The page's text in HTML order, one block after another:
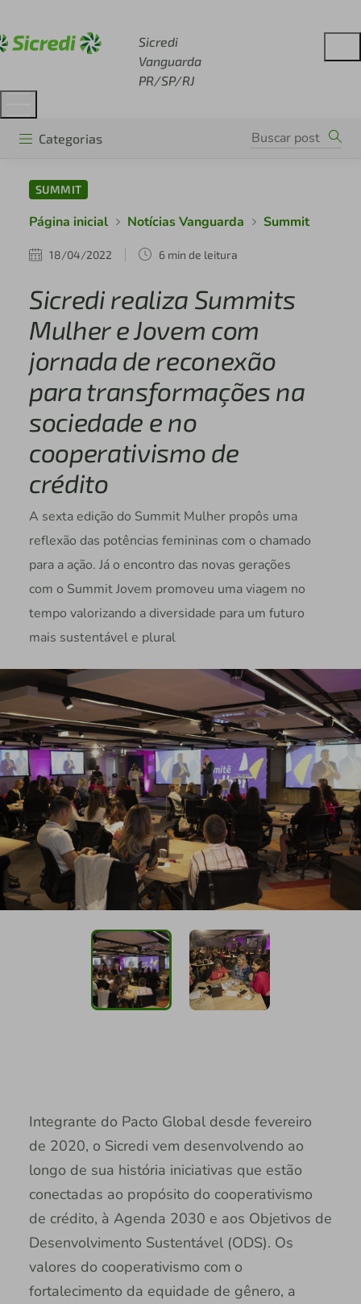
Sicredi
Vanguarda
PR/SP/RJ
Categorias
SUMMIT
Página inicial Notícias Vanguarda Summit
18/04/2022 6 min de leitura
Sicredi realiza Summits
Mulher e Jovem com
jornada de reconexão
para transformações na
sociedade e no
cooperativismo de
crédito
A sexta edição do Summit Mulher propôs uma
reflexão das potências femininas com o chamado
para a ação. Já o encontro das novas gerações
com o Summit Jovem promoveu uma viagem no
tempo valorizando a diversidade para um futuro
mais sustentável e plural
Integrante do Pacto Global desde fevereiro
de 2020, o Sicredi vem desenvolvendo ao
longo de sua história iniciativas que estão
conectadas ao propósito do cooperativismo
de crédito, à Agenda 2030 e aos Objetivos de
Desenvolvimento Sustentável (ODS). Os
valores do cooperativismo com o
fortalecimento da equidade de gênero, a